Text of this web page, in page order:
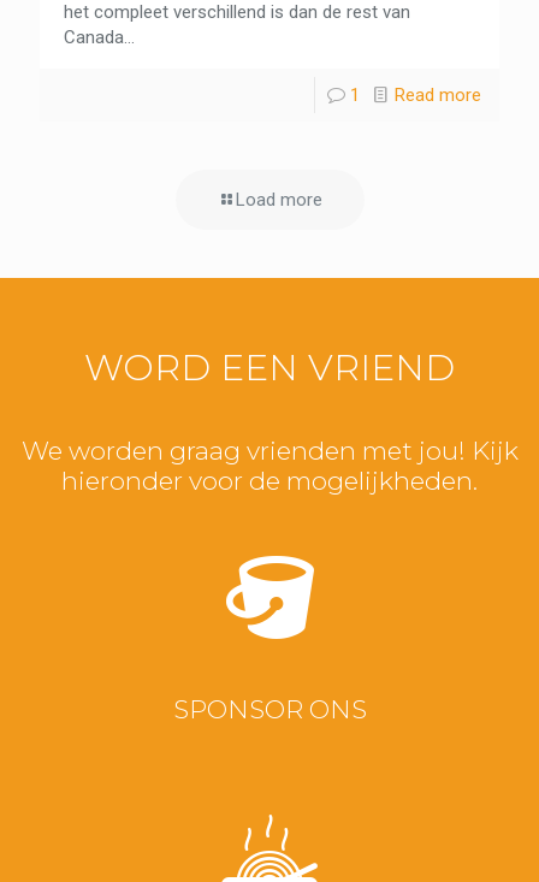
het compleet verschillend is dan de rest van
Canada...
1 Read more
Load more
WORD EEN VRIEND
We worden graag vrienden met jou! Kijk
hieronder voor de mogelijkheden.
SPONSOR ONS